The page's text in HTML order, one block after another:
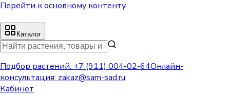
Перейти к основному контенту
Каталог
Подбор растений: +7 (911) 004-02-64Онлайн-
консультация: zakaz@sam-sad.ru
Кабинет